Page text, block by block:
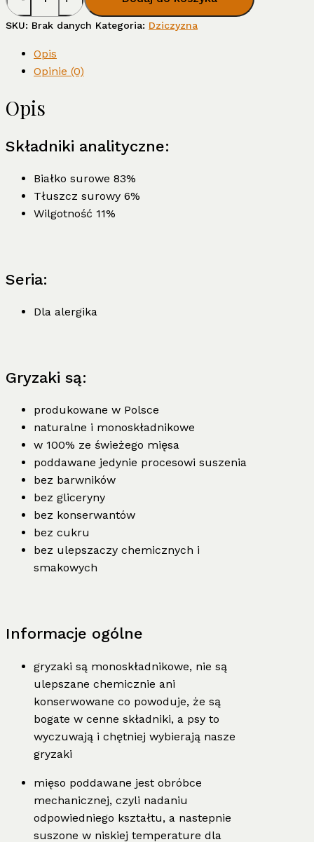
Skóra
jelenia
SKU: Brak danych Kategoria: Dziczyzna
Opis
Opinie (0)
Opis
Składniki analityczne:
Białko surowe 83%
Tłuszcz surowy 6%
Wilgotność 11%
Seria:
Dla alergika
Gryzaki są:
produkowane w Polsce
naturalne i monoskładnikowe
w 100% ze świeżego mięsa
poddawane jedynie procesowi suszenia
bez barwników
bez gliceryny
bez konserwantów
bez cukru
bez ulepszaczy chemicznych i
smakowych
Informacje ogólne
gryzaki są monoskładnikowe, nie są
ulepszane chemicznie ani
konserwowane co powoduje, że są
bogate w cenne składniki, a psy to
wyczuwają i chętniej wybierają nasze
gryzaki
mięso poddawane jest obróbce
mechanicznej, czyli nadaniu
odpowiedniego kształtu, a nastepnie
suszone w niskiej temperature dla